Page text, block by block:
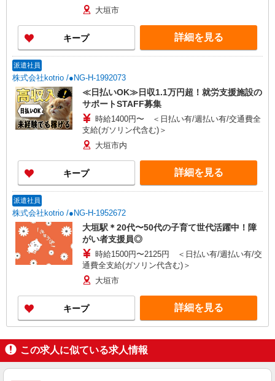
大垣市
キープ 詳細を見る
派遣社員
株式会社kotrio /●NG-H-1992073
≪日払いOK≫日収1.1万円超！就労支援施設の
サポートSTAFF募集
時給1400円〜 ＜日払い有/週払い有/交通費全
支給(ガソリン代含む)＞
大垣市内
キープ 詳細を見る
派遣社員
株式会社kotrio /●NG-H-1952672
大垣駅＊20代〜50代の子育て世代活躍中！障
がい者支援員◎
時給1500円〜2125円 ＜日払い有/週払い有/交
通費全支給(ガソリン代含む)＞
大垣市
キープ 詳細を見る
この求人に似ている求人情報